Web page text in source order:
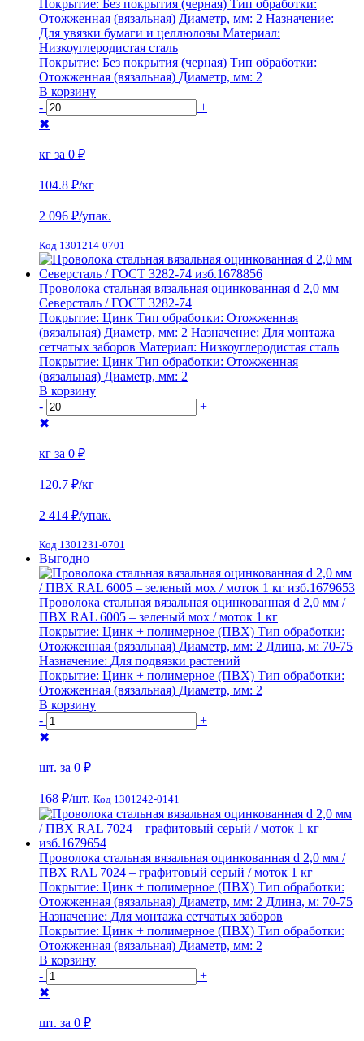
Покрытие: Без покрытия (черная) Тип обработки:
Отожженная (вязальная) Диаметр, мм: 2 Назначение:
Для увязки бумаги и целлюлозы Материал:
Низкоуглеродистая сталь
Покрытие: Без покрытия (черная) Тип обработки:
Отожженная (вязальная) Диаметр, мм: 2
В корзину
-
+
✖
кг за 0 ₽
104.8 ₽/кг
2 096 ₽/упак.
Код 1301214-0701
Проволока стальная вязальная оцинкованная d 2,0 мм
Северсталь / ГОСТ 3282-74
Покрытие: Цинк Тип обработки: Отожженная
(вязальная) Диаметр, мм: 2 Назначение: Для монтажа
сетчатых заборов Материал: Низкоуглеродистая сталь
Покрытие: Цинк Тип обработки: Отожженная
(вязальная) Диаметр, мм: 2
В корзину
-
+
✖
кг за 0 ₽
120.7 ₽/кг
2 414 ₽/упак.
Код 1301231-0701
Выгодно
Проволока стальная вязальная оцинкованная d 2,0 мм /
ПВХ RAL 6005 – зеленый мох / моток 1 кг
Покрытие: Цинк + полимерное (ПВХ) Тип обработки:
Отожженная (вязальная) Диаметр, мм: 2 Длина, м: 70-75
Назначение: Для подвязки растений
Покрытие: Цинк + полимерное (ПВХ) Тип обработки:
Отожженная (вязальная) Диаметр, мм: 2
В корзину
-
+
✖
шт. за 0 ₽
168 ₽/шт. Код 1301242-0141
Проволока стальная вязальная оцинкованная d 2,0 мм /
ПВХ RAL 7024 – графитовый серый / моток 1 кг
Покрытие: Цинк + полимерное (ПВХ) Тип обработки:
Отожженная (вязальная) Диаметр, мм: 2 Длина, м: 70-75
Назначение: Для монтажа сетчатых заборов
Покрытие: Цинк + полимерное (ПВХ) Тип обработки:
Отожженная (вязальная) Диаметр, мм: 2
В корзину
-
+
✖
шт. за 0 ₽